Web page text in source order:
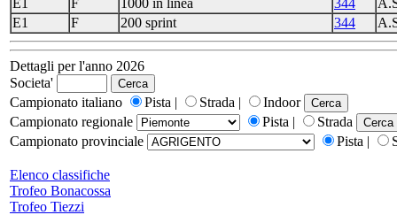
E1 F 1000 in linea 344
E1
F 200 sprint 344
Dettagli per l'anno 2026
Societa'
Campionato italiano
Pista | Strada |
Indoor
Campionato regionale
Pista |
Strada
Campionato provinciale
Pista |
Elenco classifiche
Trofeo Bonacossa
Trofeo Tiezzi